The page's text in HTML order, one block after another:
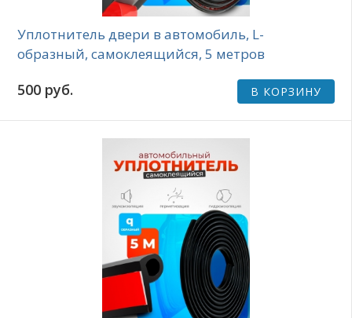
Уплотнитель двери в автомобиль, L-
образный, самоклеящийся, 5 метров
500 руб. В КОРЗИНУ